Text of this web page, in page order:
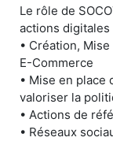
Le rôle de
actions digitales
• Création,
E-Commerce
• Mise en place
valoriser la
• Actions de
• Réseaux